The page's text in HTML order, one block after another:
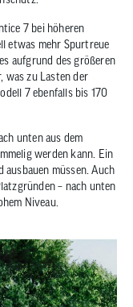
7 bei höheren
etwas mehr Spurtreue
aufgrund des größeren
was zu Lasten der
7 ebenfalls bis 170
unten aus dem
werden kann. Ein
ausbauen müssen. Auch
– nach unten
Niveau.